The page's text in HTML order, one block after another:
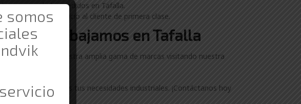
y segura de tus pedidos en Tafalla.
y un servicio al cliente de primera clase.
que trabajamos en Tafalla
más sobre nuestra amplia gama de marcas visitando nuestra
Tafalla, para todas tus necesidades industriales. ¡Contáctanos hoy
de producción!
somos